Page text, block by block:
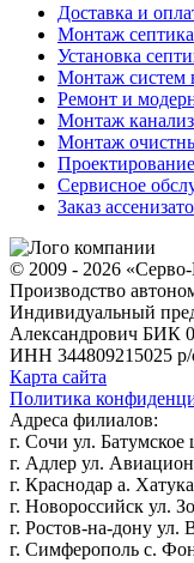
Доставка и
Монтаж септика
Установка
Монтаж систем
Ремонт и
Монтаж
Монтаж
Сервисное
Заказ
© 2009 - 2026
Производство
Индивидуальный
Александрович БИК
ИНН 344809215025
Карта сайта
Политика
Адреса филиалов:
г. Сочи ул.
г. Адлер ул.
г. Краснодар а.
г. Новороссийск ул.
г. Ростов-на-дону ул.
г. Симферополь с.